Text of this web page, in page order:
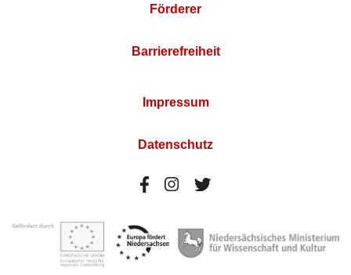
Förderer
Barrierefreiheit
Impressum
Datenschutz